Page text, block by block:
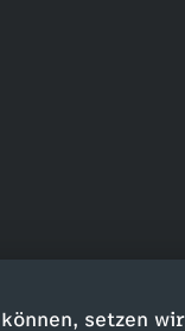
setzen wir